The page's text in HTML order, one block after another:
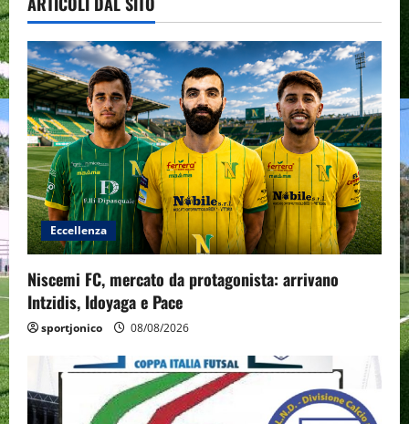
Eccellenza
Niscemi FC, mercato da protagonista: arrivano
Intzidis, Idoyaga e Pace
sportjonico 08/08/2026